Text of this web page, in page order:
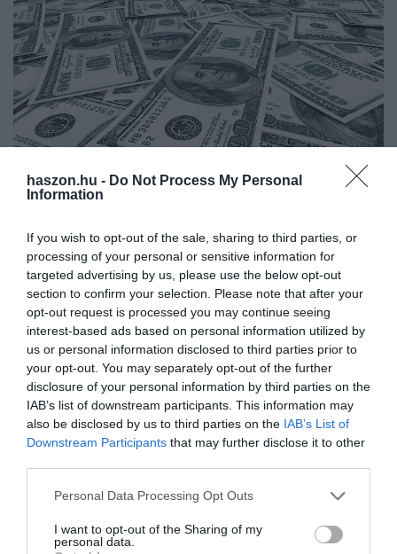
haszon.hu - Do Not Process My Personal
Information
If you wish to opt-out of the sale, sharing to third parties, or
processing of your personal or sensitive information for
targeted advertising by us, please use the below opt-out
section to confirm your selection. Please note that after your
opt-out request is processed you may continue seeing
interest-based ads based on personal information utilized by
us or personal information disclosed to third parties prior to
your opt-out. You may separately opt-out of the further
disclosure of your personal information by third parties on the
IAB’s list of downstream participants. This information may
also be disclosed by us to third parties on the IAB’s List of
Downstream Participants that may further disclose it to other
Please note that this website/app uses one or more Google
not limited to your visit or usage behaviour. You may click to
grant or deny consent to Google and its third-party tags to
Personal Data Processing Opt Outs
I want to opt-out of the Sharing of my
personal data.
BANK
Tévesen kapott egymillió dollárt, legalább volt pár
jó napja
Sokan álmodoznak arról, milyen jó lenne, ha egyik napról a
másikra megjelenne a bankszámlájukon egy jelentős összeg. Egy
jótevőtől. Vagy valaki mástól. Mindegy. Vigyázat, az ébredés
keserű is lehet.